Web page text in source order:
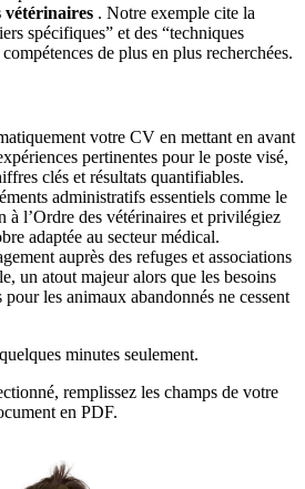
vétérinaires . Notre exemple cite la
spécifiques” et des “techniques
de plus en plus recherchées.
votre CV en mettant en avant
pertinentes pour le poste visé,
clés et résultats quantifiables.
administratifs essentiels comme le
à l’Ordre des vétérinaires et privilégiez
adaptée au secteur médical.
auprès des refuges et associations
un atout majeur alors que les besoins
les animaux abandonnés ne cessent
minutes seulement.
remplissez les champs de votre
en PDF.